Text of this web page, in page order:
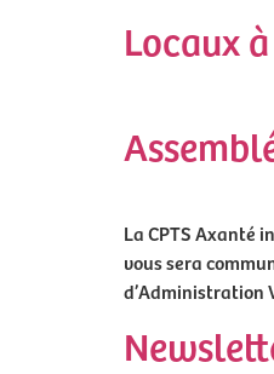
Locaux
La CPTS Axanté
vous sera
d’Administration